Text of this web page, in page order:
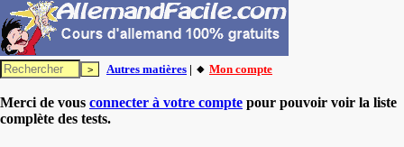
Autres matières | 🔸 Mon compte
Merci de vous connecter à votre compte pour pouvoir voir la liste
complète des tests.